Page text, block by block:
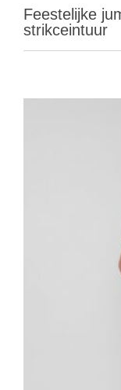
Feestelijke
strikceintuur